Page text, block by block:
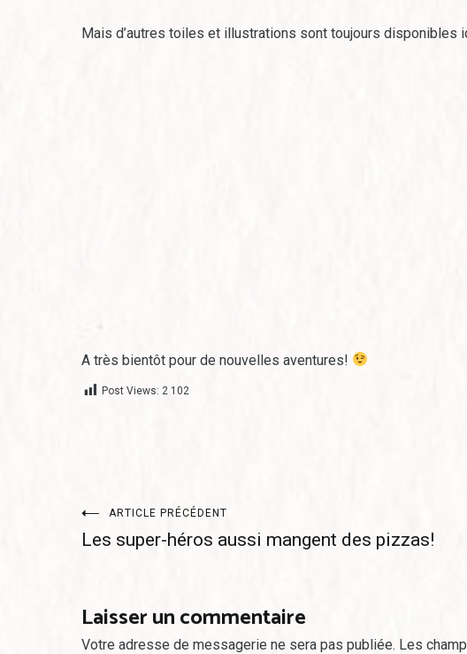
Mais d’autres toiles et illustrations sont toujours disponibles
A très bientôt pour de nouvelles aventures!
Post Views: 2 102
Navigation
l’article
ARTICLE PRÉCÉDENT
Les super-héros aussi mangent des pizzas!
Laisser un commentaire
Votre adresse de messagerie ne sera pas publiée. Les